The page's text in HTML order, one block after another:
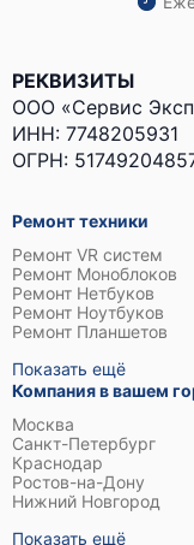
РЕКВИЗИТЫ
ООО «Сервис
ИНН: 7748205931
ОГРН:
Ремонт техники
Ремонт VR систем
Ремонт Моноблоков
Ремонт Нетбуков
Ремонт Ноутбуков
Ремонт Планшетов
Показать ещё
Компания в вашем
Москва
Санкт-Петербург
Краснодар
Ростов-на-Дону
Нижний Новгород
Показать ещё